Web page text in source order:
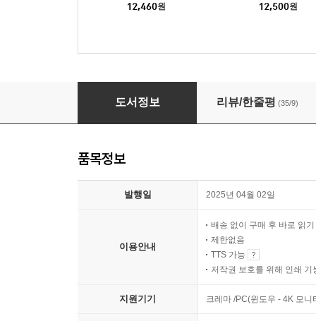
12,460원 12,500원
이제 당신의 손을 놓겠습니다
도서정보 리뷰/한줄평 (35/9)
품목정보
발행일 2025년 04월 02일
이용안내
배송 없이 구매 후 바로 읽기
제한없음
TTS 가능
저작권 보호를 위해 인쇄 기
지원기기 크레마 /PC(윈도우 - 4K 모